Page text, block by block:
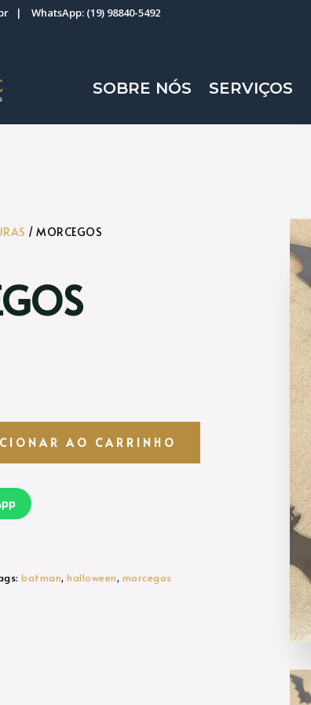
| WhatsApp: (19) 98840-5492
SOBRE NÓS SERVIÇOS
/ MORCEGOS
AO CARRINHO
batman,halloween, morcegos